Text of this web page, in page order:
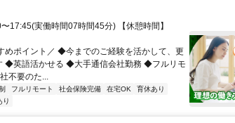
17:45(実働時間07時間45分) 【休憩時間】
めポイント／ ◆今までのご経験を活かして、更
◆英語活かせる ◆大手通信会社勤務 ◆フルリモ
不要のた...
フルリモート 社会保険完備 在宅OK
育休あり
り